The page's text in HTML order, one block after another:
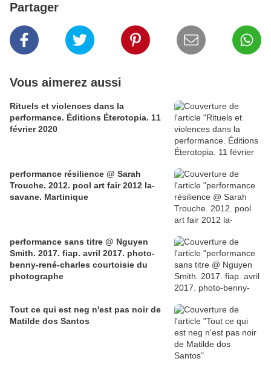
Partager
Vous aimerez aussi
Rituels et violences dans la
performance. Éditions Éterotopia. 11
février 2020
performance résilience @ Sarah
Trouche. 2012. pool art fair 2012 la-
savane. Martinique
performance sans titre @ Nguyen
Smith. 2017. fiap. avril 2017. photo-
benny-rené-charles courtoisie du
photographe
Tout ce qui est neg n'est pas noir de
Matilde dos Santos